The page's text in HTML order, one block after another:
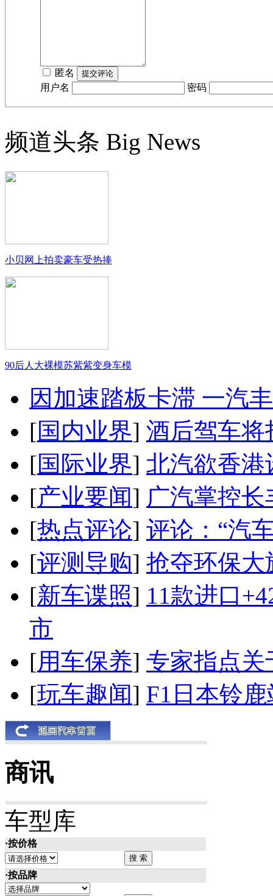
匿名
用户名
密码
频道头条 Big News
小贝网上拍卖豪车受热捧
90后人大裸模苏紫紫变身车模
因加速踏板卡滞 一汽
[国内业界] 酒后驾车将
[国际业界] 北汽欲香港
[产业要闻] 广汽掌控
[热点评论] 评论：“汽
[评测导购] 抢夺环保大
[新车谍照] 11款进口
市
[用车保养] 专家指点关
[玩车趣闻] F1日本铃
商讯
车型库
·按价格
·按品牌